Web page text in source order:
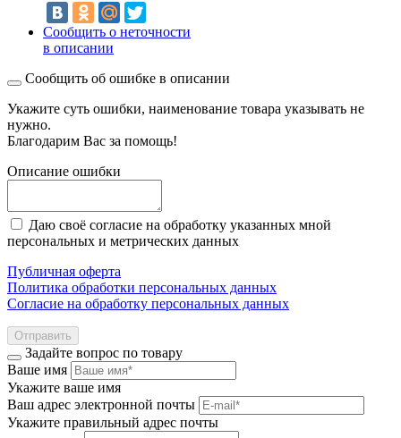
Сообщить о неточности
в описании
Сообщить об ошибке в описании
Укажите суть ошибки, наименование товара указывать не
нужно.
Благодарим Вас за помощь!
Описание ошибки
Даю своё согласие на обработку указанных мной
персональных и метрических данных
Публичная оферта
Политика обработки персональных данных
Согласие на обработку персональных данных
Отправить
Задайте вопрос по товару
Ваше имя
Укажите ваше имя
Ваш адрес электронной почты
Укажите правильный адрес почты